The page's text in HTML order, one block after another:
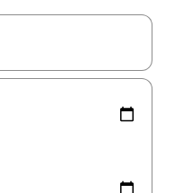
เพื่อสำรวจผลการค้นหา